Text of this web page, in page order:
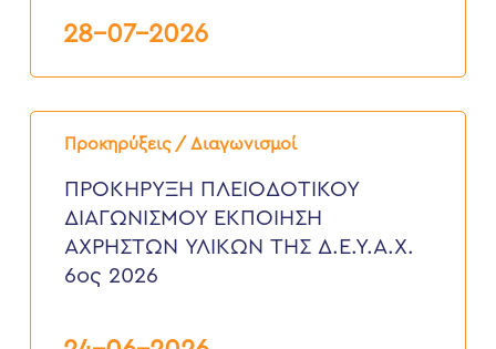
202628-07-2026
Προκηρύξεις / Διαγωνισμοί
ΠΡΟΚΗΡΥΞΗ
ΠΛΕΙΟΔΟΤΙΚΟΥ
ΕΚΠΟΙΗΣΗ
ΑΧΡΗΣΤΩΝ
ΥΛΙΚΩΝ
Δ.Ε.Υ.Α.Χ.
ΠΡΟΚΗΡΥΞΗ ΠΛΕΙΟΔΟΤΙΚΟΥ
ΔΙΑΓΩΝΙΣΜΟΥ ΕΚΠΟΙΗΣΗ
ΑΧΡΗΣΤΩΝ ΥΛΙΚΩΝ ΤΗΣ Δ.Ε.Υ.Α.Χ.
6ος 2026